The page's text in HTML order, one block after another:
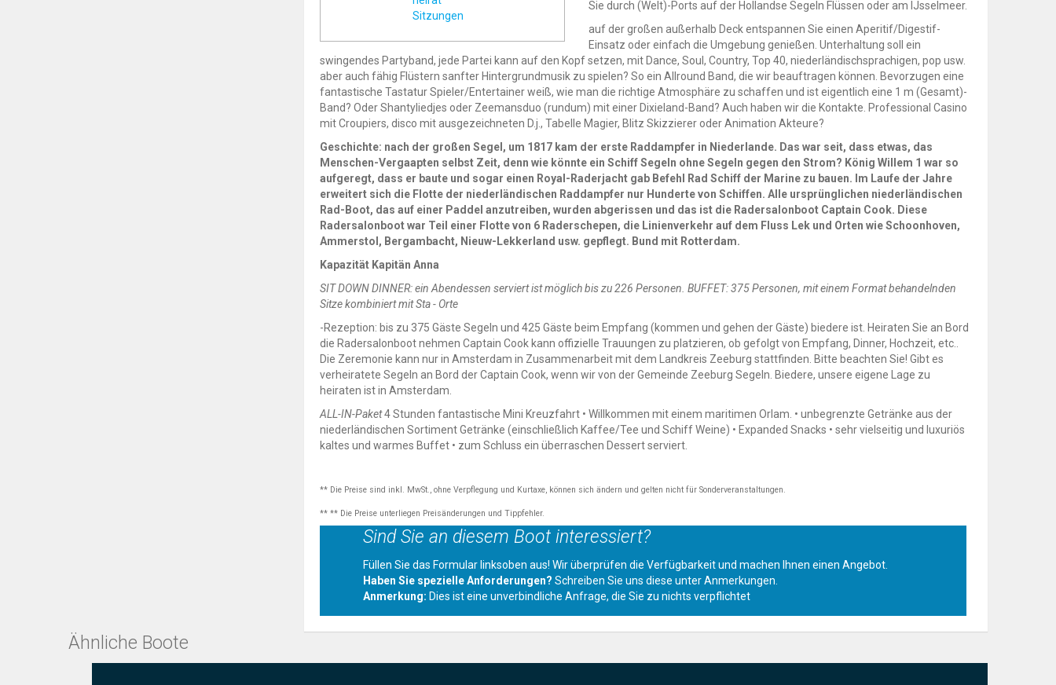
Sitzungen
Sie durch (Welt)-Ports auf der Hollandse Segeln Flüssen oder am IJsselmeer.
auf der großen außerhalb Deck entspannen Sie einen Aperitif/Digestif-
Einsatz oder einfach die Umgebung genießen. Unterhaltung soll ein
swingendes Partyband, jede Partei kann auf den Kopf setzen, mit Dance, Soul, Country, Top 40, niederländischsprachigen, pop usw.
aber auch fähig Flüstern sanfter Hintergrundmusik zu spielen? So ein Allround Band, die wir beauftragen können. Bevorzugen eine
fantastische Tastatur Spieler/Entertainer weiß, wie man die richtige Atmosphäre zu schaffen und ist eigentlich eine 1 m (Gesamt)-
Band? Oder Shantyliedjes oder Zeemansduo (rundum) mit einer Dixieland-Band? Auch haben wir die Kontakte. Professional Casino
mit Croupiers, disco mit ausgezeichneten D.j., Tabelle Magier, Blitz Skizzierer oder Animation Akteure?
Geschichte: nach der großen Segel, um 1817 kam der erste Raddampfer in Niederlande. Das war seit, dass etwas, das
Menschen-Vergaapten selbst Zeit, denn wie könnte ein Schiff Segeln ohne Segeln gegen den Strom? König Willem 1 war so
aufgeregt, dass er baute und sogar einen Royal-Raderjacht gab Befehl Rad Schiff der Marine zu bauen. Im Laufe der Jahre
erweitert sich die Flotte der niederländischen Raddampfer nur Hunderte von Schiffen. Alle ursprünglichen niederländischen
Rad-Boot, das auf einer Paddel anzutreiben, wurden abgerissen und das ist die Radersalonboot Captain Cook. Diese
Radersalonboot war Teil einer Flotte von 6 Raderschepen, die Linienverkehr auf dem Fluss Lek und Orten wie Schoonhoven,
Ammerstol, Bergambacht, Nieuw-Lekkerland usw. gepflegt. Bund mit Rotterdam.
Kapazität Kapitän Anna
SIT DOWN DINNER: ein Abendessen serviert ist möglich bis zu 226 Personen. BUFFET: 375 Personen, mit einem Format behandelnden
Sitze kombiniert mit Sta - Orte
-Rezeption: bis zu 375 Gäste Segeln und 425 Gäste beim Empfang (kommen und gehen der Gäste) biedere ist. Heiraten Sie an Bord
die Radersalonboot nehmen Captain Cook kann offizielle Trauungen zu platzieren, ob gefolgt von Empfang, Dinner, Hochzeit, etc..
Die Zeremonie kann nur in Amsterdam in Zusammenarbeit mit dem Landkreis Zeeburg stattfinden. Bitte beachten Sie! Gibt es
verheiratete Segeln an Bord der Captain Cook, wenn wir von der Gemeinde Zeeburg Segeln. Biedere, unsere eigene Lage zu
heiraten ist in Amsterdam.
ALL-IN-Paket4 Stunden fantastische Mini Kreuzfahrt • Willkommen mit einem maritimen Orlam. • unbegrenzte Getränke aus der
niederländischen Sortiment Getränke (einschließlich Kaffee/Tee und Schiff Weine) • Expanded Snacks • sehr vielseitig und luxuriös
kaltes und warmes Buffet • zum Schluss ein überraschen Dessert serviert.
** Die Preise sind inkl. MwSt., ohne Verpflegung und Kurtaxe, können sich ändern und gelten nicht für Sonderveranstaltungen.
** ** Die Preise unterliegen Preisänderungen und Tippfehler.
Sind Sie an diesem Boot interessiert?
Füllen Sie das Formular linksoben aus! Wir überprüfen die Verfügbarkeit und machen Ihnen einen Angebot.
Haben Sie spezielle Anforderungen? Schreiben Sie uns diese unter Anmerkungen.
Anmerkung: Dies ist eine unverbindliche Anfrage, die Sie zu nichts verpflichtet
Ähnliche Boote